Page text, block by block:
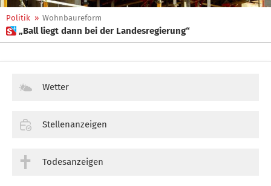
Politik » Wohnbaureform
 „Ball liegt dann bei der Landesregierung“
Wetter
Stellenanzeigen
Todesanzeigen